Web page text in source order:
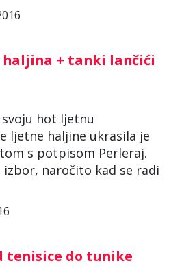
haljina + tanki lančići
svoju hot ljetnu
ljetne haljine ukrasila je
s potpisom Perleraj.
izbor, naročito kad se radi
tenisice do tunike